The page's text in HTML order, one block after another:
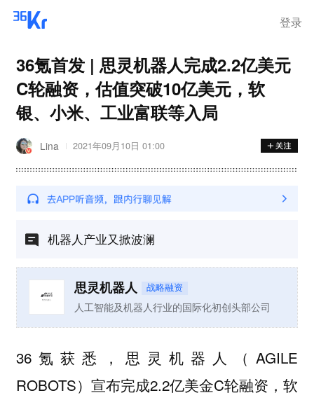
登录
36氪首发 | 思灵机器人完成2.2亿美元
C轮融资，估值突破10亿美元，软
银、小米、工业富联等入局
Lina 2021年09月10日 01:00
机器人产业又掀波澜
思灵机器人 战略融资
人工智能及机器人行业的国际化初创头部公司
36氪获悉，思灵机器人（AGILE
ROBOTS）宣布完成2.2亿美金C轮融资，软